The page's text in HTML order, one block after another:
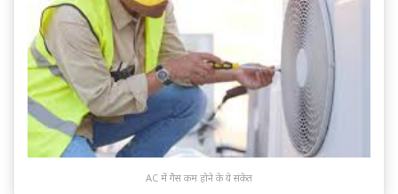
AC में गैस कम होने के ये संकेत